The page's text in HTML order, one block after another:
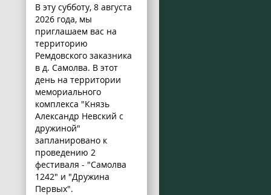
В эту субботу, 8 августа
2026 года, мы
приглашаем вас на
территорию
Ремдовского заказника
в д. Самолва. В этот
день на территории
мемориального
комплекса "Князь
Александр Невский с
дружиной"
запланировано к
проведению 2
фестиваля - "Самолва
1242" и "Дружина
Первых".